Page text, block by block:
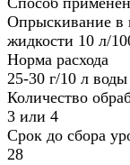
Опрыскивание в
жидкости 10 л/
Норма расхода
25-30 г/10 л воды
Количество
3 или 4
Срок до сбора
28